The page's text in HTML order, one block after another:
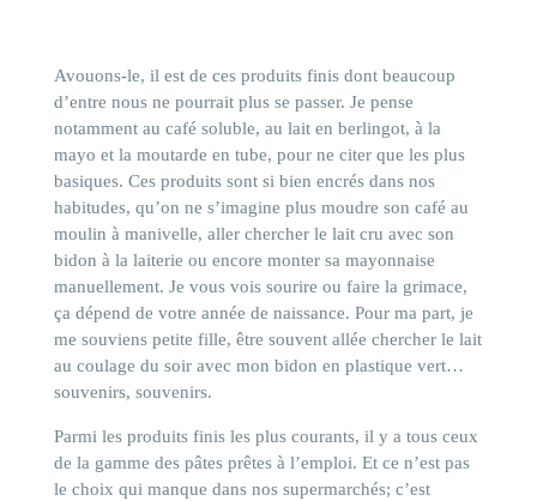
Avouons-le, il est de ces produits finis dont beaucoup
d’entre nous ne pourrait plus se passer. Je pense
notamment au café soluble, au lait en berlingot, à la
mayo et la moutarde en tube, pour ne citer que les plus
basiques. Ces produits sont si bien encrés dans nos
habitudes, qu’on ne s’imagine plus moudre son café au
moulin à manivelle, aller chercher le lait cru avec son
bidon à la laiterie ou encore monter sa mayonnaise
manuellement. Je vous vois sourire ou faire la grimace,
ça dépend de votre année de naissance. Pour ma part, je
me souviens petite fille, être souvent allée chercher le lait
au coulage du soir avec mon bidon en plastique vert…
souvenirs, souvenirs.
Parmi les produits finis les plus courants, il y a tous ceux
de la gamme des pâtes prêtes à l’emploi. Et ce n’est pas
le choix qui manque dans nos supermarchés; c’est